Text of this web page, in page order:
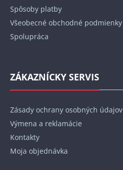
Spôsoby platby
Všeobecné obchodné podmienky
Spolupráca
ZÁKAZNÍCKY SERVIS
Zásady ochrany osobných údajov
Výmena a reklamácie
Kontakty
Moja objednávka